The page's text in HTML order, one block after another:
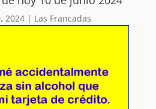
2024 | Las Francadas